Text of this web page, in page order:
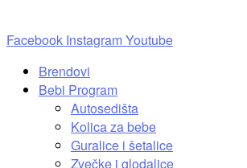
Facebook InstagramYoutube
Brendovi
Bebi Program
Autosedišta
Kolica za bebe
Guralice i šetalice
Zvečke i glodalice